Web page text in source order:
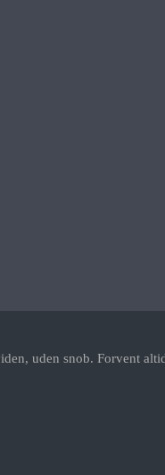
uden snob. Forvent